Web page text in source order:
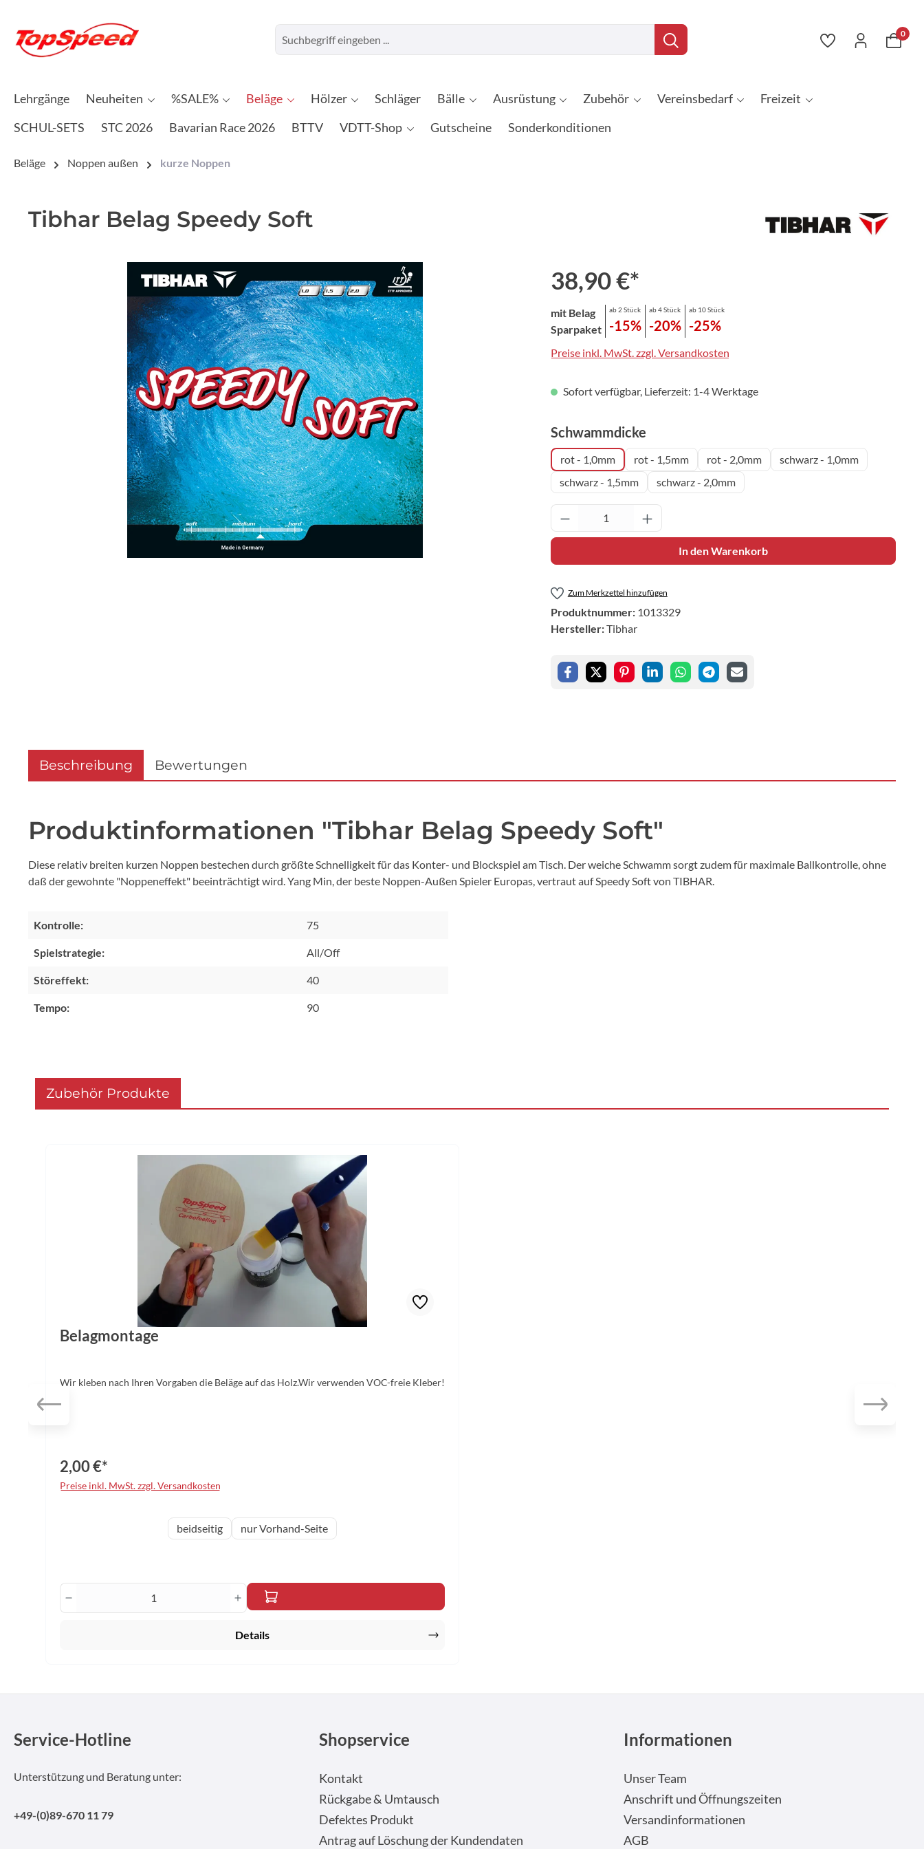
0
Lehrgänge Neuheiten %SALE% Beläge Hölzer Schläger Bälle Ausrüstung Zubehör Vereinsbedarf
Freizeit
SCHUL-SETS
STC 2026 Bavarian Race 2026 BTTV VDTT-Shop Gutscheine Sonderkonditionen
Beläge Noppen außen kurze Noppen
Tibhar Belag Speedy Soft
38,90 €*
mit Belag
Sparpaket
ab 2 Stück
-15%
ab 4 Stück
-20%
ab 10 Stück
-25%
Preise inkl. MwSt. zzgl. Versandkosten
Sofort verfügbar, Lieferzeit: 1-4 Werktage
Schwammdickeauswählen
rot - 1,0mm rot - 1,5mm rot - 2,0mm
schwarz - 1,0mm
schwarz - 1,5mm
schwarz - 2,0mm
Produkt Anzahl: Gib den gewünschten Wert ein
In den Warenkorb
Zum Merkzettel hinzufügen
Produktnummer: 1013329
Hersteller:Tibhar
Beschreibung Bewertungen
Produktinformationen "Tibhar Belag Speedy Soft"
Diese relativ breiten kurzen Noppen bestechen durch größte Schnelligkeit für das Konter- und Blockspiel am Tisch. Der weiche Schwamm sorgt zudem für maximale Ballkontrolle, ohne
daß der gewohnte "Noppeneffekt" beeinträchtigt wird. Yang Min, der beste Noppen-Außen Spieler Europas, vertraut auf Speedy Soft von TIBHAR.
Kontrolle: 75
Spielstrategie: All/Off
Störeffekt: 40
Tempo: 90
Zubehör Produkte
Belagmontage
Wir kleben nach Ihren Vorgaben die Beläge auf das Holz.Wir verwenden VOC-freie Kleber!
2,00 €*
Preise inkl. MwSt. zzgl. Versandkosten
auswählenbeidseitig nur Vorhand-Seite
Produkt Anzahl: Gib den gewünschten Wert ein oder benutze die Schaltflächen um die Anzahl zu erhöhen oder zu
Details
Service-Hotline
Unterstützung und Beratung unter:
+49-(0)89-670 11 79
Shopservice
Kontakt
Rückgabe & Umtausch
Defektes Produkt
Antrag auf Löschung der Kundendaten
Informationen
Unser Team
Anschrift und Öffnungszeiten
Versandinformationen
AGB